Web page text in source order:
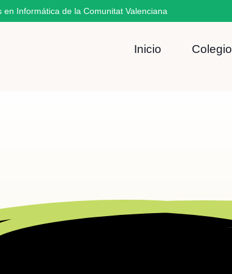
Informática de la Comunitat Valenciana
Inicio Colegio